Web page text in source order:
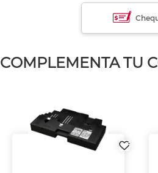
COMPLEMENTA TU